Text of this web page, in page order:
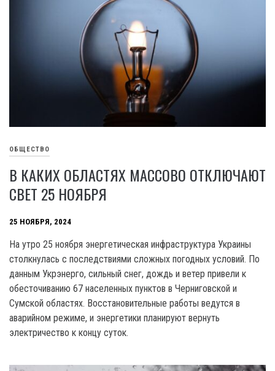
ОБЩЕСТВО
В КАКИХ ОБЛАСТЯХ МАССОВО ОТКЛЮЧАЮТ
СВЕТ 25 НОЯБРЯ
25 НОЯБРЯ, 2024
На утро 25 ноября энергетическая инфраструктура Украины
столкнулась с последствиями сложных погодных условий. По
данным Укрэнерго, сильный снег, дождь и ветер привели к
обесточиванию 67 населенных пунктов в Черниговской и
Сумской областях. Восстановительные работы ведутся в
аварийном режиме, и энергетики планируют вернуть
электричество к концу суток.